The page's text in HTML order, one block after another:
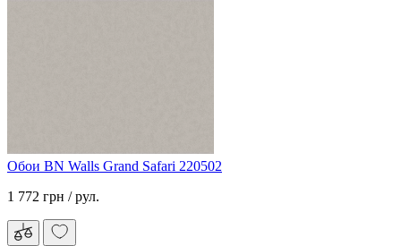
Обои BN Walls Grand Safari 220502
1 772 грн / рул.